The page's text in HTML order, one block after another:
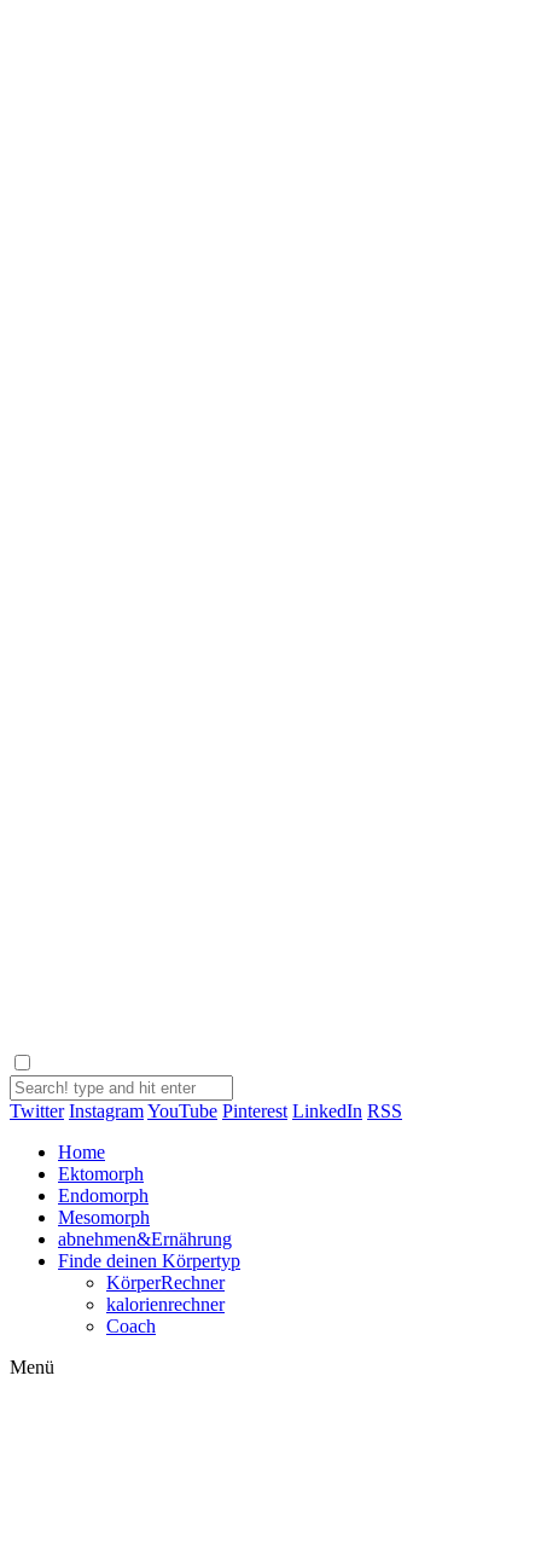
Twitter InstagramYouTube Pinterest LinkedIn RSS
Home
Ektomorph
Endomorph
Mesomorph
abnehmen&Ernährung
Finde deinen Körpertyp
KörperRechner
kalorienrechner
Coach
Menü